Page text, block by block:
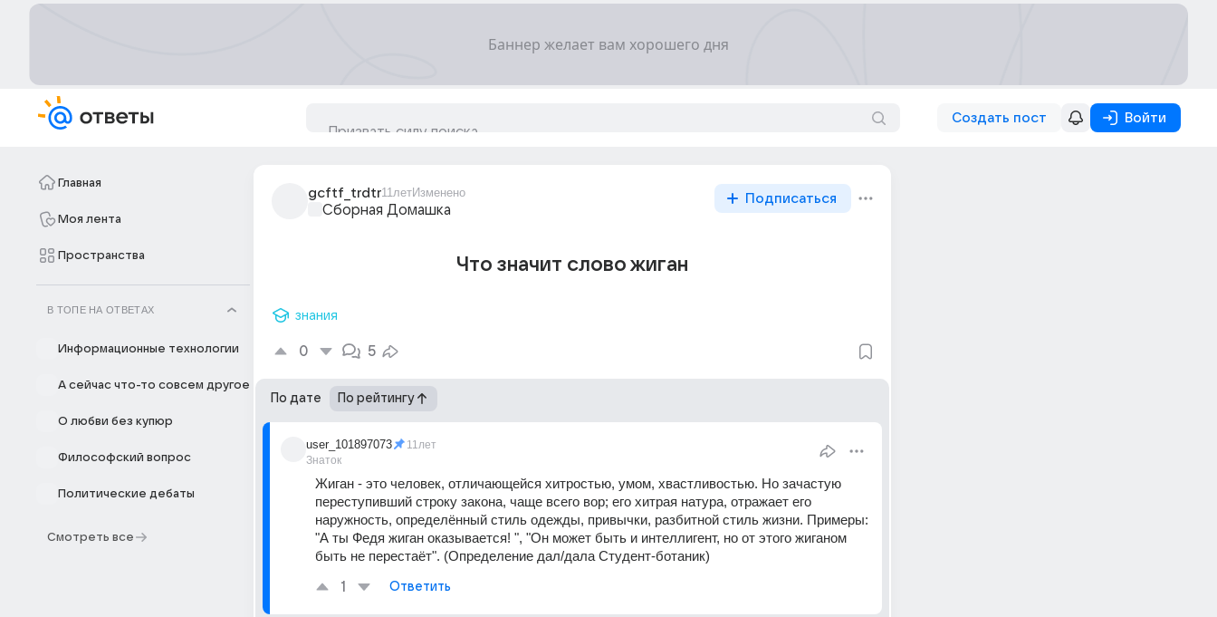
Создать пост Войти
Главная
Моя лента
Пространства
В ТОПЕ НА ОТВЕТАХ
Информационные технологии
А сейчас что-то совсем другое
О любви без купюр
Философский вопрос
Политические дебаты
Смотреть все
gcftf_trdtr11летИзменено
Сборная Домашка
Подписаться
Что значит слово жиган
знания
0 5
По дате По рейтингу
user_101897073
Знаток
11лет
Жиган - это человек, отличающейся хитростью, умом, хвастливостью. Но зачастую
переступивший строку закона, чаще всего вор; его хитрая натура, отражает его
наружность, определённый стиль одежды, привычки, разбитной стиль жизни. Примеры:
"А ты Федя жиган оказывается! ", "Он может быть и интеллигент, но от этого жиганом
быть не перестаёт". (Определение дал/дала Студент-ботаник)
1 Ответить